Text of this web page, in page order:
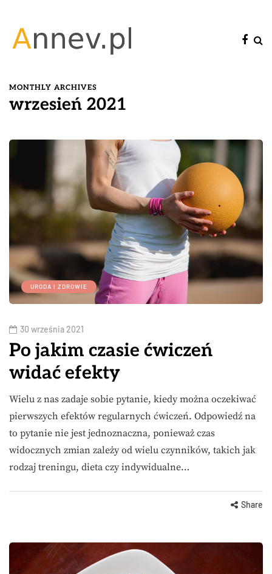
MONTHLY ARCHIVES
wrzesień 2021
URODA I ZDROWIE
30 września 2021
Po jakim czasie ćwiczeń
widać efekty
Wielu z nas zadaje sobie pytanie, kiedy można oczekiwać
pierwszych efektów regularnych ćwiczeń. Odpowiedź na
to pytanie nie jest jednoznaczna, ponieważ czas
widocznych zmian zależy od wielu czynników, takich jak
rodzaj treningu, dieta czy indywidualne…
Share